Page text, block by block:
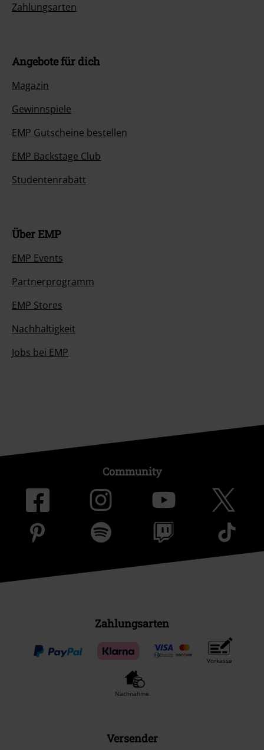
Zahlungsarten
Angebote für dich
Magazin
Gewinnspiele
EMP Gutscheine bestellen
EMP Backstage Club
Studentenrabatt
Über EMP
EMP Events
Partnerprogramm
EMP Stores
Nachhaltigkeit
Jobs bei EMP
Community
Zahlungsarten
Vorkasse
Nachnahme
Versender